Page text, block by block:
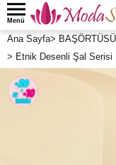
Menü
Ana Sayfa> BAŞÖRTÜSÜ
> Etnik Desenli Şal